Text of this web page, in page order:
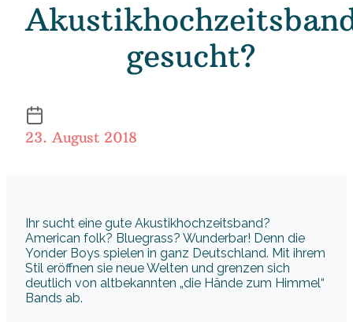
gesucht?
23. August 2018
Ihr sucht eine gute Akustikhochzeitsband?
American folk? Bluegrass? Wunderbar! Denn die
Yonder Boys spielen in ganz Deutschland. Mit ihrem
Stil eröffnen sie neue Welten und grenzen sich
deutlich von altbekannten „die Hände zum Himmel“
Bands ab.